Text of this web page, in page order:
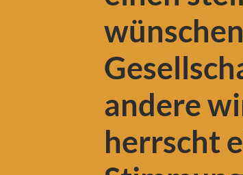
andere
herrscht